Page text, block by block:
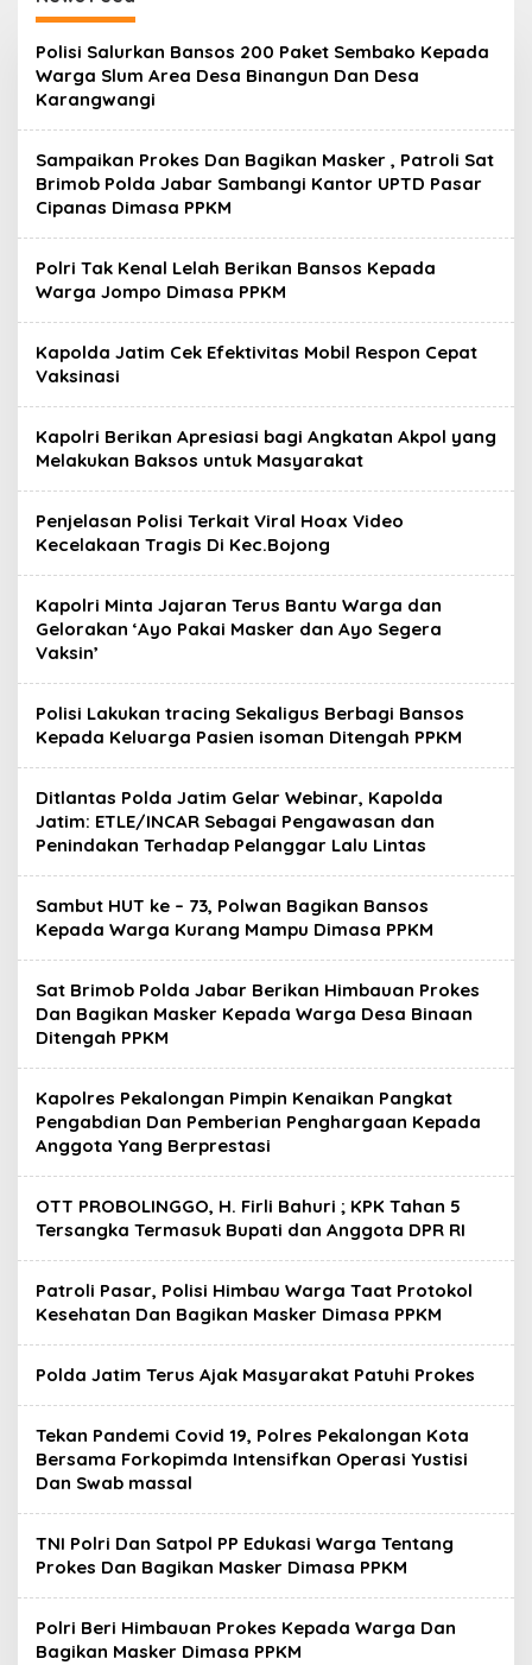
C
y
b
e
r
u
s
a
n
t
a
r
a
1
i
d
Polisi Salurkan Bansos 200 Paket Sembako Kepada
Warga Slum Area Desa Binangun Dan Desa
Karangwangi
Sampaikan Prokes Dan Bagikan Masker , Patroli Sat
Brimob Polda Jabar Sambangi Kantor UPTD Pasar
Cipanas Dimasa PPKM
Polri Tak Kenal Lelah Berikan Bansos Kepada
Warga Jompo Dimasa PPKM
Kapolda Jatim Cek Efektivitas Mobil Respon Cepat
Vaksinasi
Kapolri Berikan Apresiasi bagi Angkatan Akpol yang
Melakukan Baksos untuk Masyarakat
Penjelasan Polisi Terkait Viral Hoax Video
Kecelakaan Tragis Di Kec.Bojong
Kapolri Minta Jajaran Terus Bantu Warga dan
Gelorakan ‘Ayo Pakai Masker dan Ayo Segera
Vaksin’
Polisi Lakukan tracing Sekaligus Berbagi Bansos
Kepada Keluarga Pasien isoman Ditengah PPKM
Ditlantas Polda Jatim Gelar Webinar, Kapolda
Jatim: ETLE/INCAR Sebagai Pengawasan dan
Penindakan Terhadap Pelanggar Lalu Lintas
Sambut HUT ke – 73, Polwan Bagikan Bansos
Kepada Warga Kurang Mampu Dimasa PPKM
Sat Brimob Polda Jabar Berikan Himbauan Prokes
Dan Bagikan Masker Kepada Warga Desa Binaan
Ditengah PPKM
Kapolres Pekalongan Pimpin Kenaikan Pangkat
Pengabdian Dan Pemberian Penghargaan Kepada
Anggota Yang Berprestasi
OTT PROBOLINGGO, H. Firli Bahuri ; KPK Tahan 5
Tersangka Termasuk Bupati dan Anggota DPR RI
Patroli Pasar, Polisi Himbau Warga Taat Protokol
Kesehatan Dan Bagikan Masker Dimasa PPKM
Polda Jatim Terus Ajak Masyarakat Patuhi Prokes
Tekan Pandemi Covid 19, Polres Pekalongan Kota
Bersama Forkopimda Intensifkan Operasi Yustisi
Dan Swab massal
TNI Polri Dan Satpol PP Edukasi Warga Tentang
Prokes Dan Bagikan Masker Dimasa PPKM
Polri Beri Himbauan Prokes Kepada Warga Dan
Bagikan Masker Dimasa PPKM